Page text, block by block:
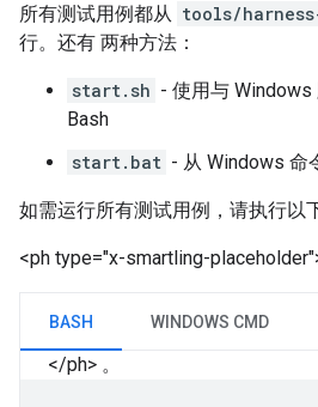
所有测试用例都从 tools/
行。还有 两种方法：
start.sh - 使用与 Windows
Bash
start.bat - 从 Windows 命
如需运行所有测试用例，请执行以
<ph type="x-smartling-
BASH WINDOWS CMD
</ph> 。